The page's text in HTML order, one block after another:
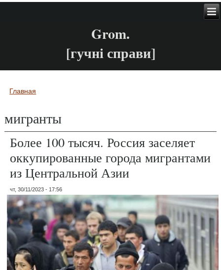
Grom.
[гучні справи]
Вы здесь
Главная
мигранты
Более 100 тысяч. Россия заселяет
оккупированные города мигрантами
из Центральной Азии
чт, 30/11/2023 - 17:56